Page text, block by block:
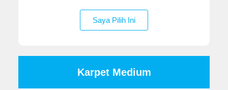
Saya Pilih Ini
Karpet Medium